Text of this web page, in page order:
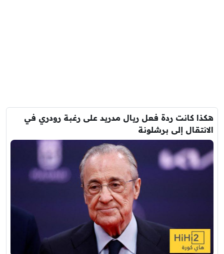
هكذا كانت ردة فعل ريال مدريد على رغبة رودري في
الانتقال إلى برشلونة